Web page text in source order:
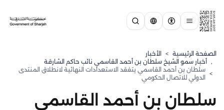
الصفحة الرئيسية > الأخبار
, ⁠أخبار سمو الشيخ سلطان بن أحمد القاسمي نائب حاكم الشارقة
>
سلطان بن أحمد القاسمي يتفقد الاستعدادات النهائية لانطلاق المنتدى
الدولي للاتصال الحكومي
سلطان بن أحمد القاسمي